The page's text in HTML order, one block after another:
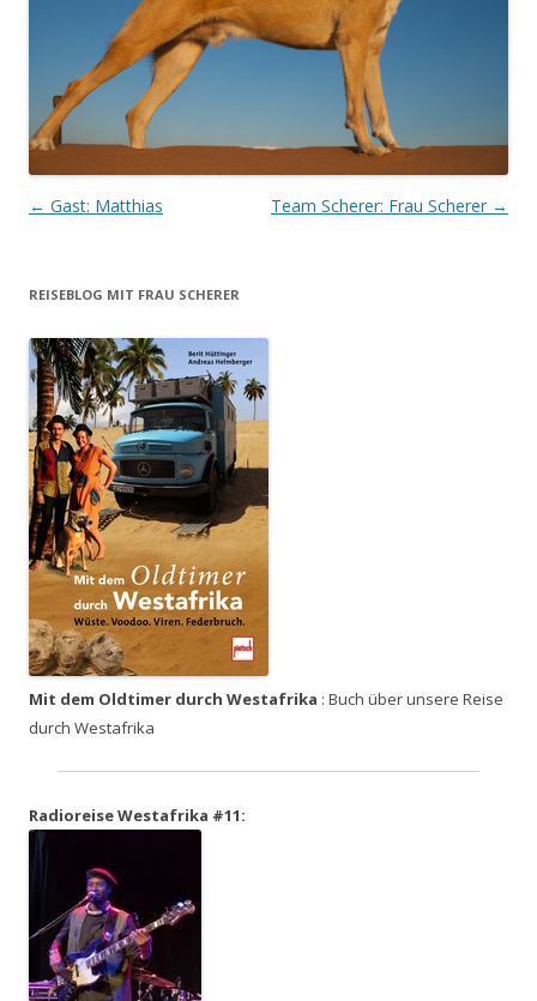
Beitrags-
← Gast: Matthias Team Scherer: Frau Scherer →
REISEBLOG MIT FRAU SCHERER
Mit dem Oldtimer durch Westafrika : Buch über unsere Reise
durch Westafrika
Radioreise Westafrika #11: